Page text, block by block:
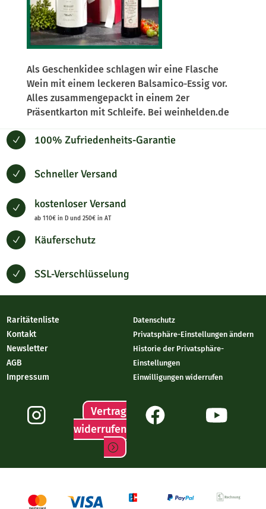
Als Geschenkidee schlagen wir eine Flasche
Wein mit einem leckeren Balsamico-Essig vor.
Alles zusammengepackt in einem 2er
Präsentkarton mit Schleife. Bei weinhelden.de
N 100% Zufriedenheits-Garantie
N Schneller Versand
N kostenloser Versand
ab 110€ in D und 250€ in AT
N Käuferschutz
N SSL-Verschlüsselung
Raritätenliste
Kontakt
Newsletter
AGB
Impressum
Datenschutz
Privatsphäre-Einstellungen ändern
Historie der Privatsphäre-
Einstellungen
Einwilligungen widerrufen
Vertrag
widerrufen